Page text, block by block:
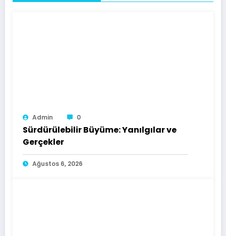
Admin 0
Sürdürülebilir Büyüme: Yanılgılar ve
Gerçekler
Ağustos 6, 2026